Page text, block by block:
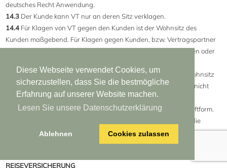
Diese Webseite verwendet Cookies, um
sicherzustellen, dass Sie die bestmögliche
Erfahrung auf unserer Website machen.
Lesen Sie unsere Datenschutzerklärung
Ablehnen Cookies zulassen
deutsches Recht Anwendung.
14.3 Der Kunde kann VT nur an deren Sitz verklagen.
14.4 Für Klagen von VT gegen den Kunden ist der Wohnsitz des
Kunden maßgebend. Für Klagen gegen Kunden, bzw. Vertragspartner
des Vertrages, die Kaufleute, juristische Personen des öffentlichen oder
gewöhnlichen Aufenthaltsort im Ausland haben, oder deren Wohnsitz
oder gewöhnlicher Aufenthalt im Zeitpunkt der Klageerhebung nicht
bekannt ist, wird als Gerichtsstand der Sitz von VT vereinbart.
14.5Sämtliche Nebenabreden des Vertrags bedürfen der Schriftform.
Die Ungültigkeit eines Teils dieser Bestimmungen berührt die
Wirksamkeiten der übrigen Bestimmungen nicht.
REISEVERSICHERUNG